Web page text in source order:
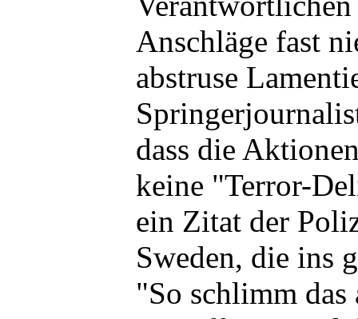
Anschläge fast
abstruse
dass die
keine "Terror-
ein Zitat der
Sweden, die ins
"So schlimm